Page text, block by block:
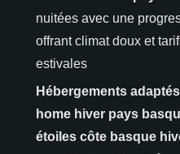
nuitées avec une
offrant climat doux et
estivales
Hébergements
home hiver pays
étoiles côte basque